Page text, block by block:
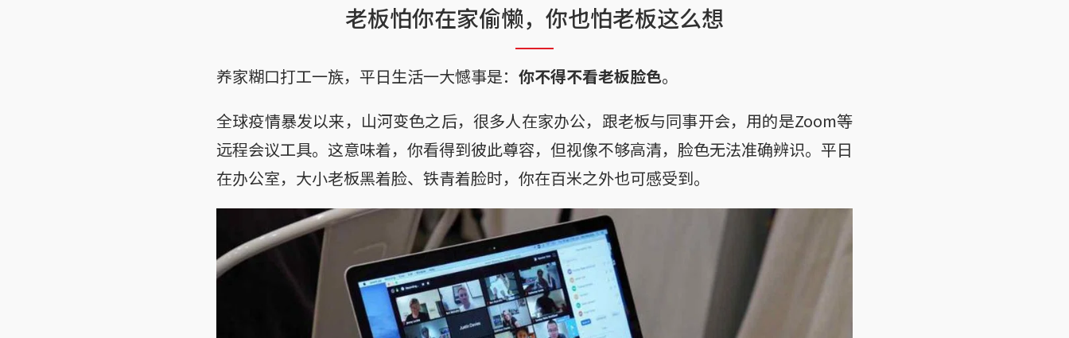
老板怕你在家偷懒，你也怕老板这么想
养家糊口打工一族，平日生活一大憾事是： 你不得不看老板脸色。
全球疫情暴发以来，山河变色之后，很多人在家办公，跟老板与同事开会，用的是Zoom等
远程会议工具。这意味着，你看得到彼此尊容，但视像不够高清，脸色无法准确辨识。平日
在办公室，大小老板黑着脸、铁青着脸时，你在百米之外也可感受到。